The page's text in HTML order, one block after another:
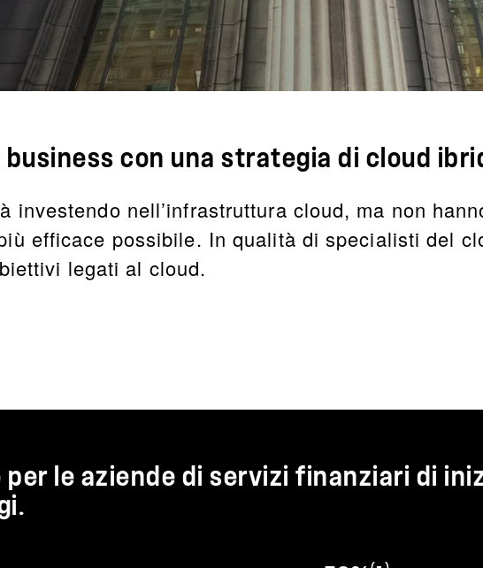
con una strategia di cloud
investendo nell’infrastruttura cloud, ma non
efficace possibile. In qualità di specialisti del
legati al cloud.
per le aziende di servizi finanziari di